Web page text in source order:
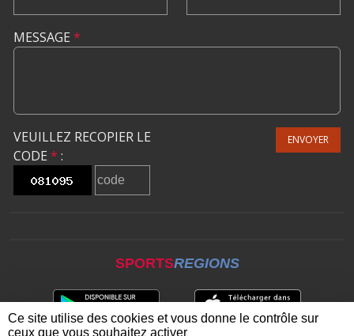
MESSAGE *
VEUILLEZ RECOPIER LE
CODE * :
ENVOYER
SPORTSREGIONS
Ce site utilise des cookies et vous donne le contrôle sur
ceux que vous souhaitez activer